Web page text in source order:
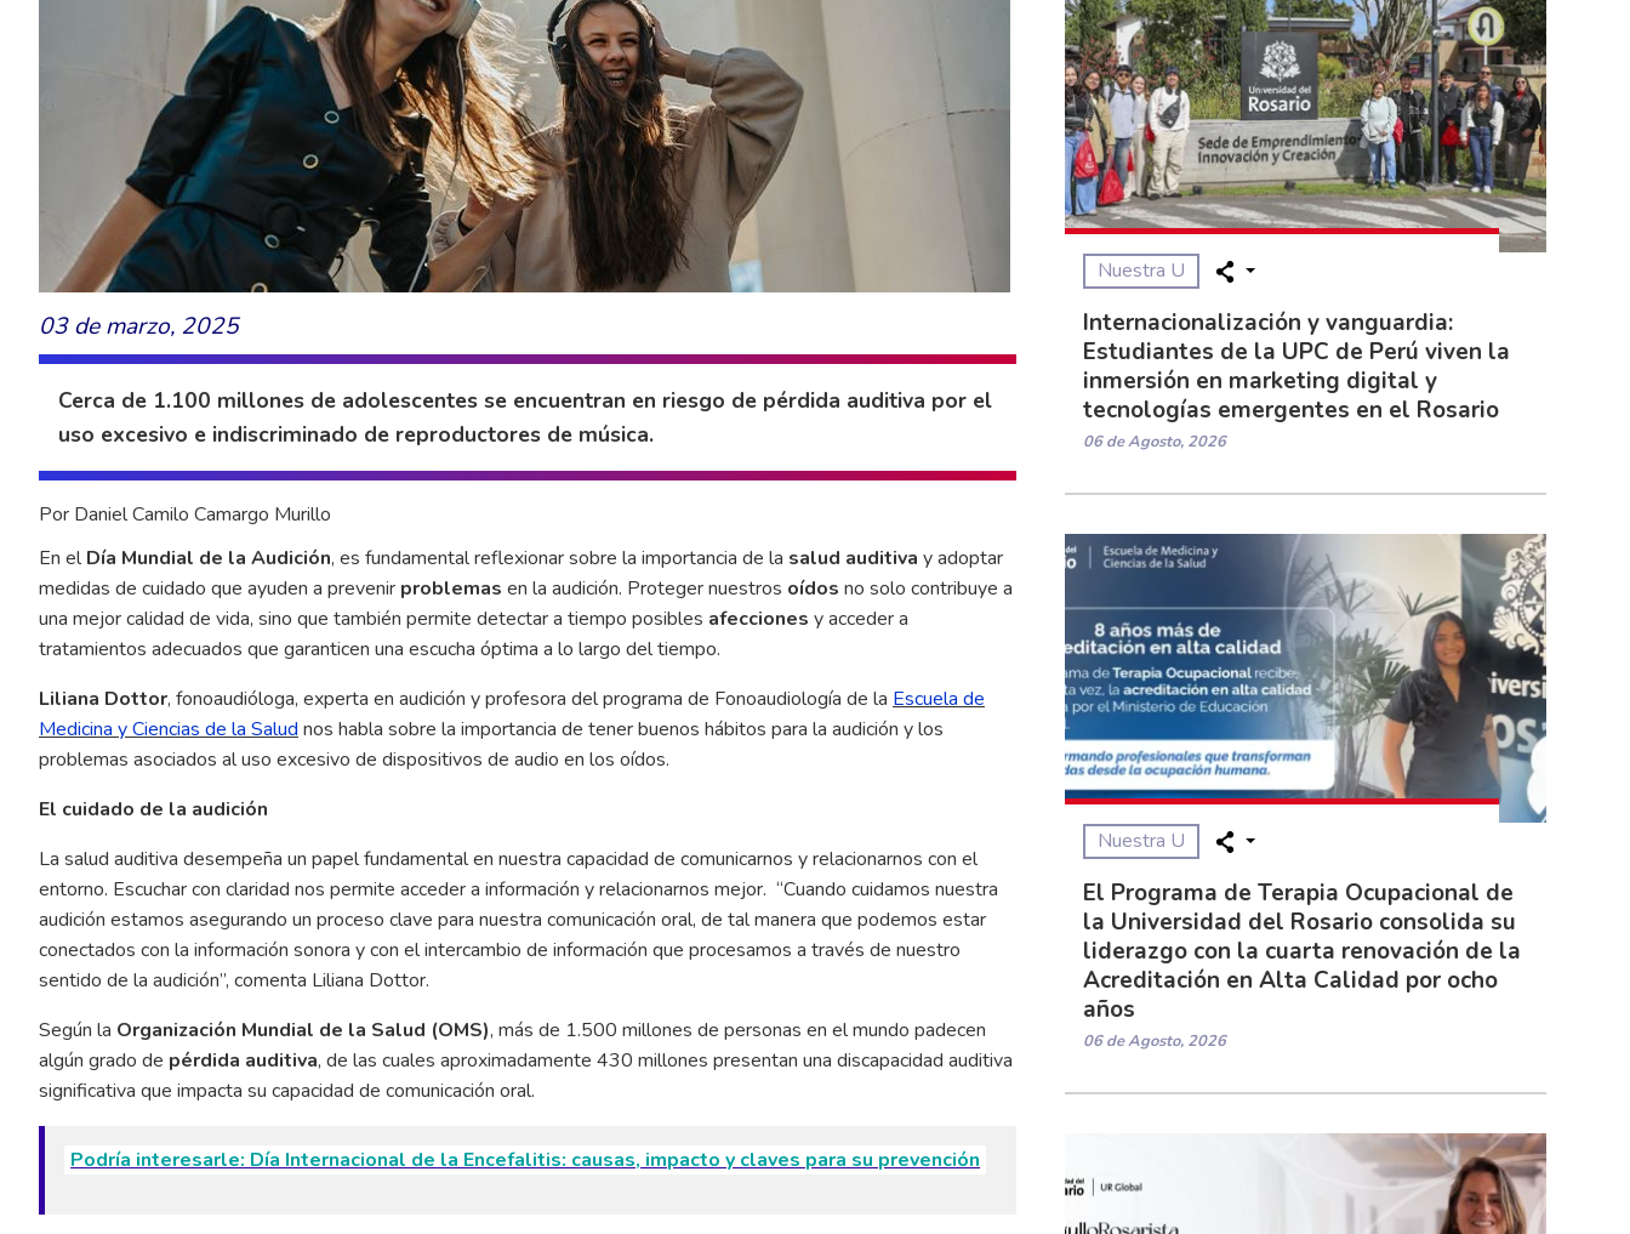
03 de marzo, 2025
Cerca de 1.100 millones de adolescentes se encuentran en riesgo de pérdida auditiva por el
uso excesivo e indiscriminado de reproductores de música.
Por Daniel Camilo Camargo Murillo
En elDía Mundial de la Audición, es fundamental reflexionar sobre la importancia de la salud auditiva y adoptar
medidas de cuidado que ayuden a prevenir problemas en la audición. Proteger nuestros oídos no solo contribuye a
una mejor calidad de vida, sino que también permite detectar a tiempo posibles afecciones y acceder a
tratamientos adecuados que garanticen una escucha óptima a lo largo del tiempo.
Liliana Dottor, fonoaudióloga, experta en audición y profesora del programa de Fonoaudiología de la Escuela de
Medicina y Ciencias de la Salud nos habla sobre la importancia de tener buenos hábitos para la audición y los
problemas asociados al uso excesivo de dispositivos de audio en los oídos.
El cuidado de la audición
La salud auditiva desempeña un papel fundamental en nuestra capacidad de comunicarnos y relacionarnos con el
entorno. Escuchar con claridad nos permite acceder a información y relacionarnos mejor. “Cuando cuidamos nuestra
audición estamos asegurando un proceso clave para nuestra comunicación oral, de tal manera que podemos estar
conectados con la información sonora y con el intercambio de información que procesamos a través de nuestro
sentido de la audición”, comenta Liliana Dottor.
Según la Organización Mundial de la Salud (OMS), más de 1.500 millones de personas en el mundo padecen
algún grado de pérdida auditiva, de las cuales aproximadamente 430 millones presentan una discapacidad auditiva
significativa que impacta su capacidad de comunicación oral.
Podría interesarle: Día Internacional de la Encefalitis: causas, impacto y claves para su prevención
Nuestra U
Internacionalización y vanguardia:
Estudiantes de la UPC de Perú viven la
inmersión en marketing digital y
tecnologías emergentes en el Rosario
06 de Agosto, 2026
Nuestra U
El Programa de Terapia Ocupacional de
la Universidad del Rosario consolida su
liderazgo con la cuarta renovación de la
Acreditación en Alta Calidad por ocho
años
06 de Agosto, 2026